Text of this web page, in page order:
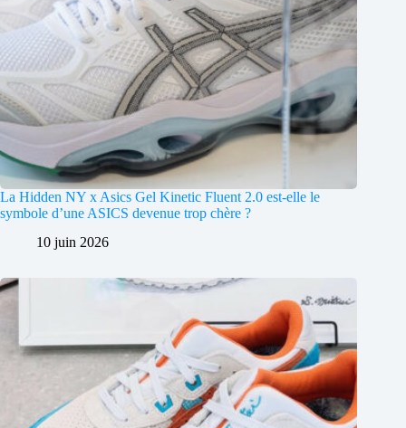
La Hidden NY x Asics Gel Kinetic Fluent 2.0 est-elle le
symbole d’une ASICS devenue trop chère ?
10 juin 2026